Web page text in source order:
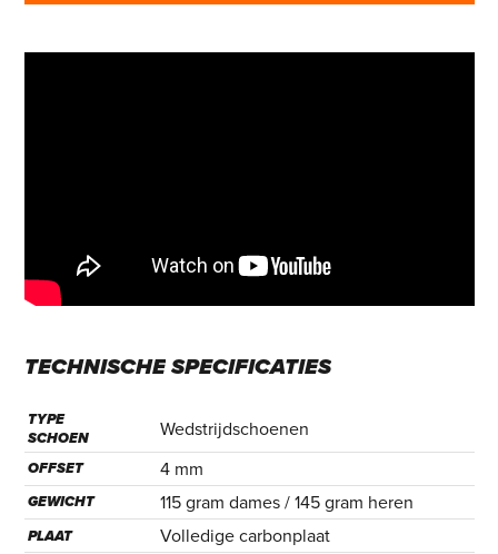
TECHNISCHE SPECIFICATIES
TYPE
SCHOEN
Wedstrijdschoenen
OFFSET 4 mm
GEWICHT 115 gram dames / 145 gram heren
PLAAT Volledige carbonplaat